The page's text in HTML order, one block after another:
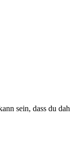
sein, dass du